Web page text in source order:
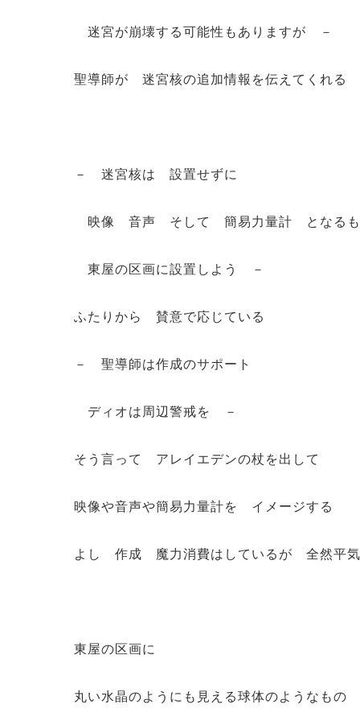
迷宮が崩壊する可能性もありますが －
聖導師が 迷宮核の追加情報を伝えてくれる
－ 迷宮核は 設置せずに
映像 音声 そして 簡易力量計 となるも
東屋の区画に設置しよう －
ふたりから 賛意で応じている
－ 聖導師は作成のサポート
ディオは周辺警戒を －
そう言って アレイエデンの杖を出して
映像や音声や簡易力量計を イメージする
よし 作成 魔力消費はしているが 全然平
東屋の区画に
丸い水晶のようにも見える球体のようなもの